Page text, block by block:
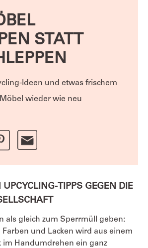
STATT
Ideen und etwas frischem
wieder wie neu
UPCYCLING-TIPPS GEGEN DIE
als gleich zum Sperrmüll geben:
und Lacken wird aus einem
im Handumdrehen ein ganz